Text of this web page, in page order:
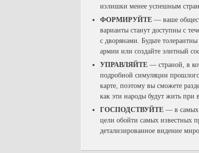
излишки менее успешным
ФОРМИРУЙТЕ — ваше
варианты станут доступны с
с дворянами. Будьте
армии или создайте элитный
УПРАВЛЯЙТЕ — страной, в
подробной симуляции
карте, поэтому вы сможете
как эти народы будут жить при
ГОСПОДСТВУЙТЕ — в самых
цели обойти самых известных
детализированное видение